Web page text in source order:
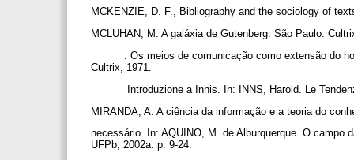
MCKENZIE, D. F., Bibliography and the sociology of
MCLUHAN, M. A galáxia de Gutenberg. São Paulo:
______. Os meios de comunicação como extensão do
Cultrix, 1971.
______ Introduzione a Innis. In: INNS, Harold. Le
MIRANDA, A. A ciência da informação e a teoria do
necessário. In: AQUINO, M. de Alburquerque. O
UFPb, 2002a. p. 9-24.